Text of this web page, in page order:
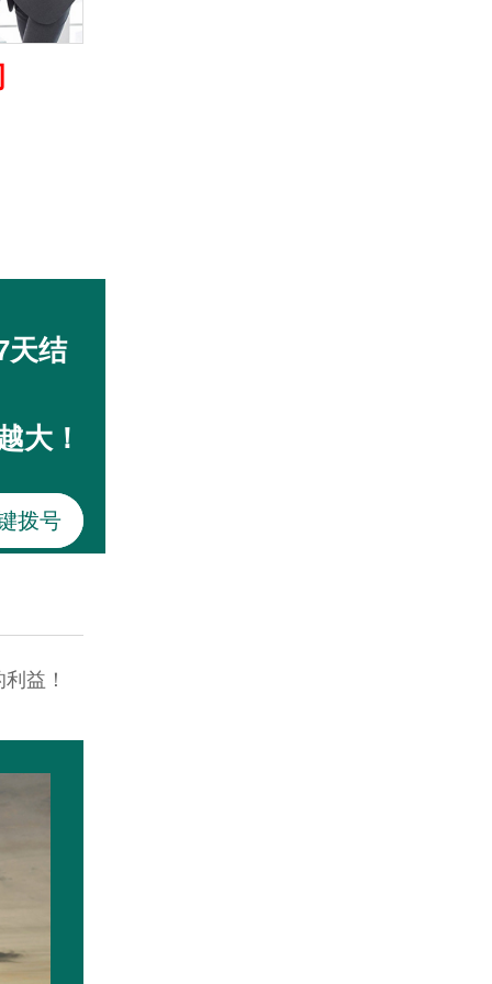
天结
大！
拨号
益！